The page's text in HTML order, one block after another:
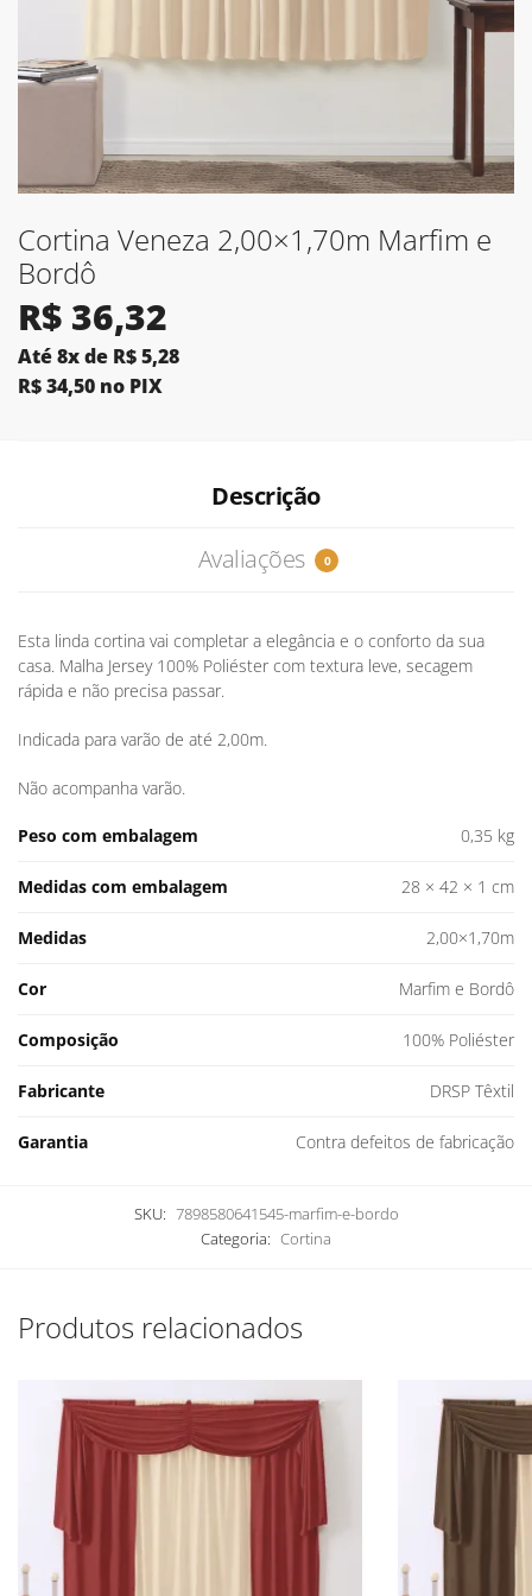
Cortina Veneza 2,00×1,70m Marfim e
Bordô
R$ 36,32
Até 8x de R$5,28
R$34,50 no PIX
Descrição
Avaliações
0
Esta linda cortina vai completar a elegância e o conforto da sua
casa. Malha Jersey 100% Poliéster com textura leve, secagem
rápida e não precisa passar.
Indicada para varão de até 2,00m.
Não acompanha varão.
Peso com embalagem 0,35 kg
Medidas com embalagem 28 × 42 × 1 cm
Medidas 2,00×1,70m
Cor Marfim e Bordô
Composição 100% Poliéster
Fabricante DRSP Têxtil
Garantia Contra defeitos de fabricação
SKU: 7898580641545-marfim-e-bordo
Categoria: Cortina
Produtos relacionados